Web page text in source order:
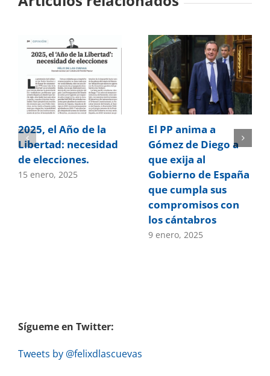
2025, el Año de la
Libertad: necesidad
de elecciones.
15 enero, 2025
El PP anima a
Gómez de Diego a
que exija al
Gobierno de España
que cumpla sus
compromisos con
los cántabros
9 enero, 2025
Sígueme en Twitter:
Tweets by @felixdlascuevas